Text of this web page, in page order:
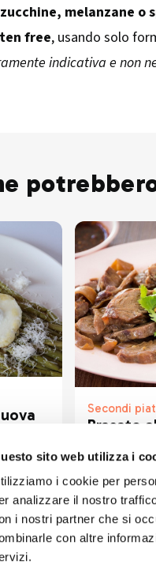
sito web utilizza i
i cookie per
analizzare il nostro
i nostri partner che si
con altre
zucchine, melanzane o
free, usando solo
indicativa e non
Secondi
Brasato